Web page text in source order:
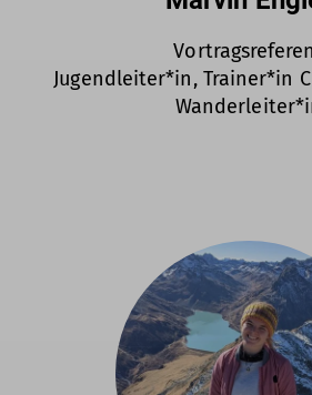
Jugendleiter*in, Trainer*in